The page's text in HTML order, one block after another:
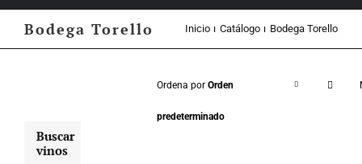
Bodega Torello Inicio Catálogo Bodega Torello
Ordena por Orden
predeterminado
Buscar
vinos